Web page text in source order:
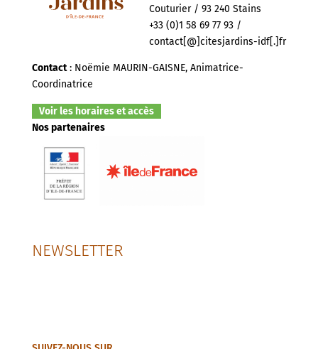
Couturier / 93 240 Stains
+33 (0)1 58 69 77 93 /
contact[@]citesjardins-idf[.]fr
Contact: Noëmie MAURIN-GAISNE, Animatrice-
Coordinatrice
Voir les horaires et accès
Nos partenaires
NEWSLETTER